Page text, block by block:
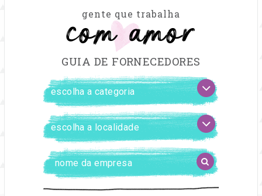
gente que trabalha
com amor
GUIA DE FORNECEDORES
FILTRAR
FORNECEDORES
escolha
a
categoria
escolha
a
localidade
Digite
o
BUSCAR